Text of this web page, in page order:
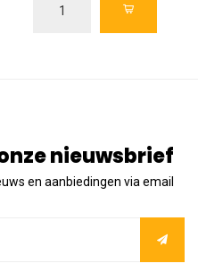
nieuwsbrief
en aanbiedingen via email